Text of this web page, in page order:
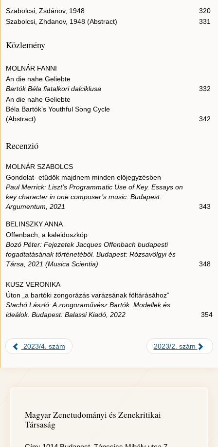
Szabolcsi, Zsdánov, 1948
320
Szabolcsi, Zhdanov, 1948 (Abstract)
331
Közlemény
MOLNÁR FANNI
An die nahe Geliebte
Bartók Béla fiatalkori dalciklusa
332
An die nahe Geliebte
Béla Bartók’s Youthful Song Cycle
(Abstract)
342
Recenzió
MOLNÁR SZABOLCS
Gondolat- etűdök majdnem minden előjegyzésben
Paul Merrick: Liszt’s Programmatic Use of Key. Essays on
key character in one composer’s music. Budapest:
Argumentum, 2021
343
BELINSZKY ANNA
Offenbach, a kaleidoszkóp
Bozó Péter: Fejezetek Jacques Offenbach budapesti
fogadtatásának történetéből. Budapest: Rózsavölgyi és
Társa, 2021 (Musica Scientia)
348
KUSZ VERONIKA
Úton „a bartóki zongorázás varázsának föltárásához”
Stachó László: A zongoraművész Bartók. Modellek és
ideálok. Budapest: Balassi Kiadó, 2022
354
2023/4. szám 2023/2. szám
Magyar Zenetudományi és Zenekritikai
Társaság